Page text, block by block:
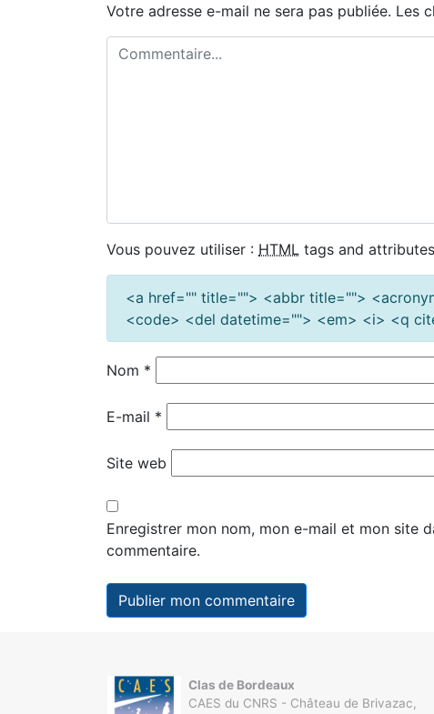
Votre adresse e-mail ne sera pas publiée. Les
Vous pouvez utiliser : HTML tags and
<a href="" title=""> <abbr title="">
<code> <del datetime=""> <em> <i> <q
Nom *
E-mail *
Site web
Enregistrer mon nom, mon e-mail et mon site
commentaire.
Clas de Bordeaux
CAES du CNRS - Château de Brivazac,